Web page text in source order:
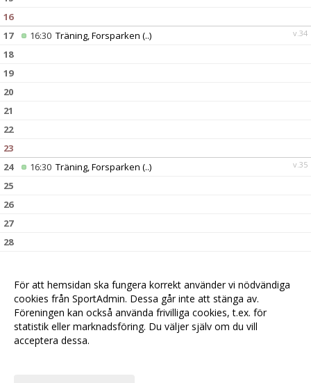
16
v.34
17 16:30 Träning, Forsparken (..)
18
19
20
21
22
23
v.35
24 16:30 Träning, Forsparken (..)
25
26
27
28
16:30Träning, Forsparken (..)
För att hemsidan ska fungera korrekt använder vi nödvändiga
cookies från SportAdmin. Dessa går inte att stänga av.
Föreningen kan också använda frivilliga cookies, t.ex. för
statistik eller marknadsföring. Du väljer själv om du vill
acceptera dessa.